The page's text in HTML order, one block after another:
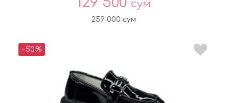
сум
259 000сум
-50%